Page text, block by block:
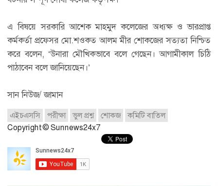
এ বিষয়ে সরকারি আশেক মাহমুদ কলেজের অধ্যক্ষ ও ভারপ্রাপ্ত
কর্মকর্তা প্রফেসর মো.শওকত আলম মীর শোকজের সত্যতা নিশ্চিত
করে বলেন, ‘উনারা মৌখিকভাবে বলে গেছেন। আগামীকাল চিঠি
পাঠাবেন বলে জানিয়েছেন।’
সান নিউজ/ জামান
এইচএসসি পরীক্ষা ভুল প্রশ্ন শোকজ
কমিটি বাতিল
Copyright © Sunnews24x7